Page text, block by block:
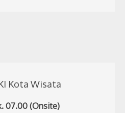
Kota Wisata
07.00 (Onsite)